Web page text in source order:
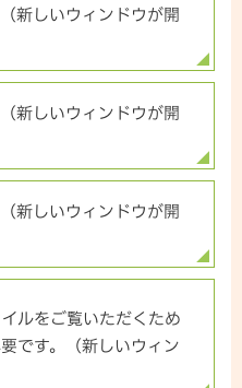
新しいウィンドウが開
新しいウィンドウが開
新しいウィンドウが開
ルをご覧いただくため
です。（新しいウィン